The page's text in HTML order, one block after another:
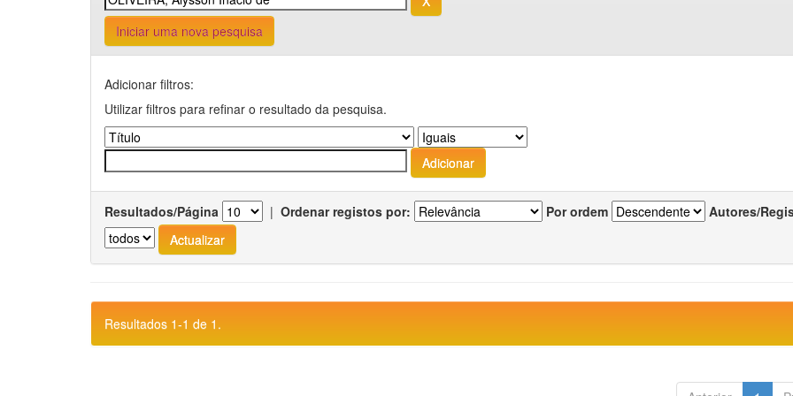
Iniciar uma nova pesquisa
Adicionar filtros:
Utilizar filtros para refinar o resultado da pesquisa.
Resultados/Página | Ordenar registos por: Por ordem Autores/
Resultados 1-1 de 1.